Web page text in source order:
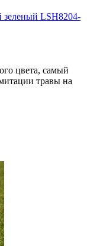
зеленый LSH8204-
цвета, самый
травы на